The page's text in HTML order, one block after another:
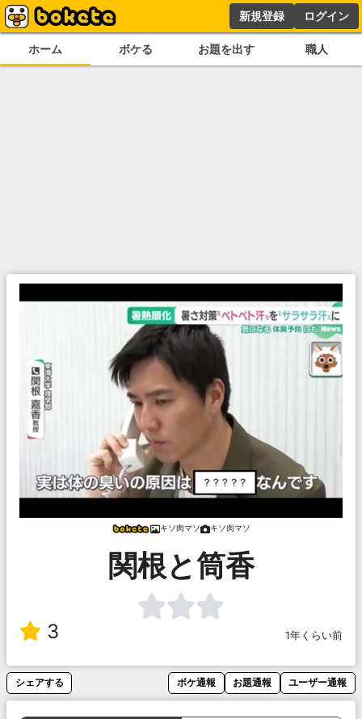
新規登録 ログイン
ホーム ボケる お題を出す 職人
キソ肉マソ キソ肉マソ
関根と筒香
3 1年くらい前
シェアする ボケ通報 お題通報 ユーザー通報